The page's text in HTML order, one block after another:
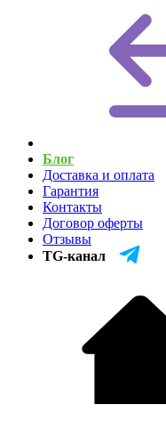
Блог
Доставка и оплата
Гарантия
Контакты
Договор оферты
Отзывы
TG-канал